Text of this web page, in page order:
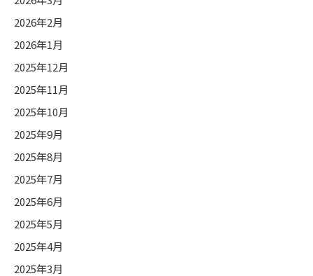
2026年2月
2026年1月
2025年12月
2025年11月
2025年10月
2025年9月
2025年8月
2025年7月
2025年6月
2025年5月
2025年4月
2025年3月